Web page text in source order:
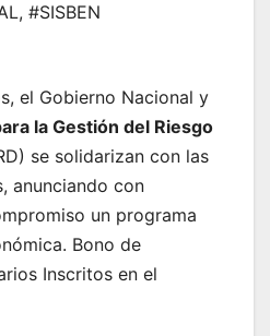
, #SISBEN
el Gobierno Nacional y
la Gestión del Riesgo
se solidarizan con las
anunciando con
un programa
Bono de
Inscritos en el